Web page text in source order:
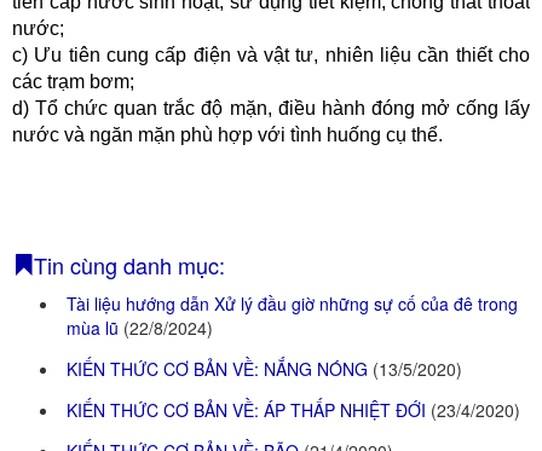
Kiến thức về PCTT
Tài liệu truyền thông
Phương án, Kế hoạch về Phòng, chống thiên tai
Quy hoạch thuỷ lợi
nước;
c) Ưu tiên cung cấp điện và vật tư, nhiên liệu cần thiết cho
các trạm bơm;
d) Tổ chức quan trắc độ mặn, điều hành đóng mở cống lấy
nước và ngăn mặn phù hợp với tình huống cụ thể.
Tin cùng danh mục:
Tài liệu hướng dẫn Xử lý đầu giờ những sự cố của đê trong
mùa lũ (22/8/2024)
KIẾN THỨC CƠ BẢN VỀ: NẮNG NÓNG (13/5/2020)
KIẾN THỨC CƠ BẢN VỀ: ÁP THẤP NHIỆT ĐỚI (23/4/2020)